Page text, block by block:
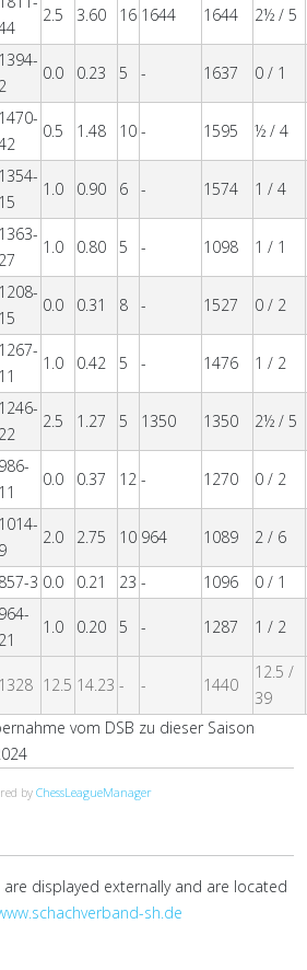
2.5 3.60 16 1644 1644 2½ / 5
1394-
2
0.0 0.23 5 - 1637 0 / 1
1470-
0.5 1.48 10 - 1595 ½ / 4
1354-
15
1.0 0.90 6 - 1574 1 / 4
1363-
27
1.0 0.80 5 - 1098 1 / 1
1208-
15
0.0 0.31 8 - 1527 0 / 2
1267-
11
1.0 0.42 5 - 1476 1 / 2
1246-
22
2.5 1.27 5 1350 1350 2½ / 5
986-
11
0.0 0.37 12 - 1270 0 / 2
1014-
9
2.0 2.75 10 964 1089 2 / 6
857-3 0.0 0.21 23 - 1096 0 / 1
964-
21
1.0 0.20 5 - 1287 1 / 2
1328 12.5 14.23 - - 1440
12.5 /
39
vom DSB zu dieser Saison
by ChessLeagueManager
are displayed externally and are located
sh.de